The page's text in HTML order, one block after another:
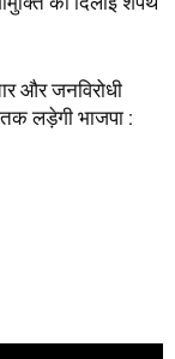
और जनविरोधी
लड़ेगी भाजपा :